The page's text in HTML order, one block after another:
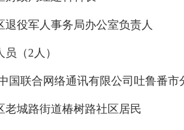
退役军人事务局办公室负责人
员（2 人）
国联合网络通讯有限公司吐鲁番市
老城路街道椿树路社区居民